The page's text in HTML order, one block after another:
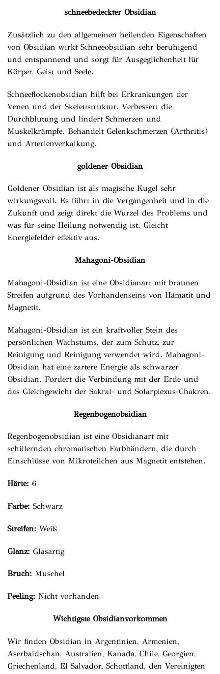
schneebedeckter Obsidian
Zusätzlich zu den allgemeinen heilenden Eigenschaften
von Obsidian wirkt Schneeobsidian sehr beruhigend
und entspannend und sorgt für Ausgeglichenheit für
Körper, Geist und Seele.
Schneeflockenobsidian hilft bei Erkrankungen der
Venen und der Skelettstruktur. Verbessert die
Durchblutung und lindert Schmerzen und
Muskelkrämpfe. Behandelt Gelenkschmerzen (Arthritis)
und Arterienverkalkung.
goldener Obsidian
Goldener Obsidian ist als magische Kugel sehr
wirkungsvoll. Es führt in die Vergangenheit und in die
Zukunft und zeigt direkt die Wurzel des Problems und
was für seine Heilung notwendig ist. Gleicht
Energiefelder effektiv aus.
Mahagoni-Obsidian
Mahagoni-Obsidian ist eine Obsidianart mit braunen
Streifen aufgrund des Vorhandenseins von Hämatit und
Magnetit.
Mahagoni-Obsidian ist ein kraftvoller Stein des
persönlichen Wachstums, der zum Schutz, zur
Reinigung und Reinigung verwendet wird. Mahagoni-
Obsidian hat eine zartere Energie als schwarzer
Obsidian. Fördert die Verbindung mit der Erde und
das Gleichgewicht der Sakral- und Solarplexus-Chakren.
Regenbogenobsidian
Regenbogenobsidian ist eine Obsidianart mit
schillernden chromatischen Farbbändern, die durch
Einschlüsse von Mikroteilchen aus Magnetit entstehen.
Härte: 6
Farbe: Schwarz
Streifen: Weiß
Glanz: Glasartig
Bruch: Muschel
Peeling: Nicht vorhanden
Wichtigste Obsidianvorkommen
Wir finden Obsidian in Argentinien, Armenien,
Aserbaidschan, Australien, Kanada, Chile, Georgien,
Griechenland, El Salvador, Schottland, den Vereinigten